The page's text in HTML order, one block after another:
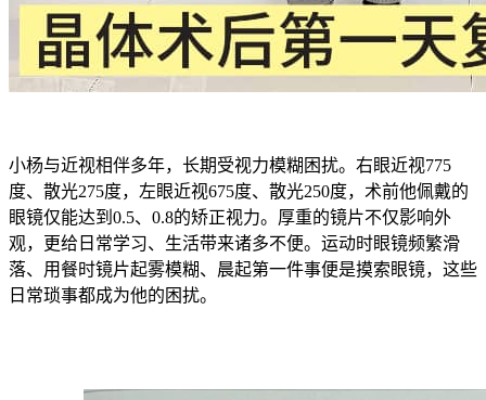
小杨与近视相伴多年，长期受视力模糊困扰。右眼近视775
度、散光275度，左眼近视675度、散光250度，术前他佩戴的
眼镜仅能达到0.5、0.8的矫正视力。厚重的镜片不仅影响外
观，更给日常学习、生活带来诸多不便。运动时眼镜频繁滑
落、用餐时镜片起雾模糊、晨起第一件事便是摸索眼镜，这些
日常琐事都成为他的困扰。